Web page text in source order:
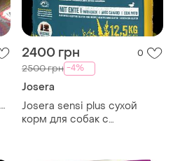
2400 грн 0
2500 грн -4%
Josera
Josera sensi plus сухой
корм для собак с